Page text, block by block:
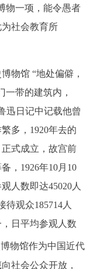
物一项，能令愚者
社会教育所
物馆 “地处偏僻，
一带的建筑内，
迅日记中记载他曾
多，1920年去的
式成立，故宫前
，1926年10月10
人数即达45020人
待观众185714人
日平均参观人数
物馆作为中国近代
社会公众开放，